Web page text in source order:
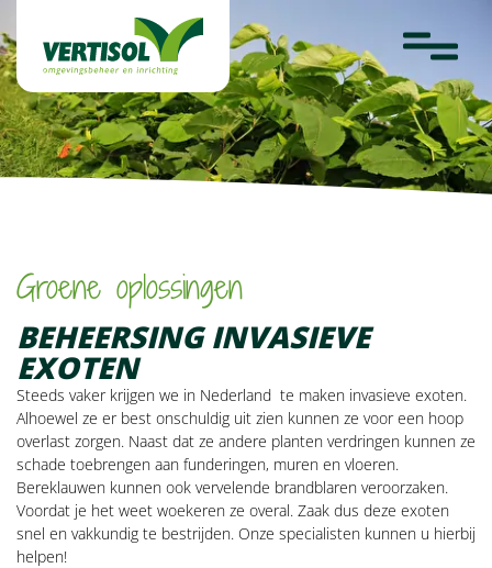
Werken bij
Projecten
Laatste nieuws
Groene oplossingen
BEHEERSING INVASIEVE
EXOTEN
Steeds vaker krijgen we in Nederland te maken invasieve exoten.
Alhoewel ze er best onschuldig uit zien kunnen ze voor een hoop
overlast zorgen. Naast dat ze andere planten verdringen kunnen ze
schade toebrengen aan funderingen, muren en vloeren.
Bereklauwen kunnen ook vervelende brandblaren veroorzaken.
Voordat je het weet woekeren ze overal. Zaak dus deze exoten
snel en vakkundig te bestrijden. Onze specialisten kunnen u hierbij
helpen!